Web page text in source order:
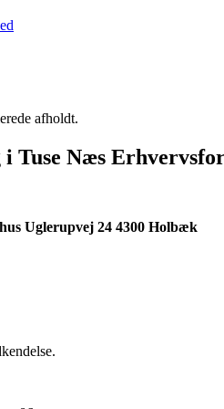
afholdt.
Tuse Næs
Uglerupvej 24 4300 Holbæk